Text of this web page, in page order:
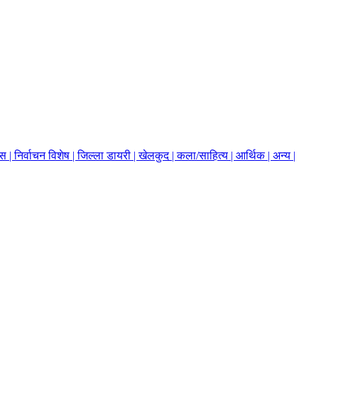
|निर्वाचन विशेष |जिल्ला डायरी |खेलकुद |कला/साहित्य | आर्थिक | अन्य |